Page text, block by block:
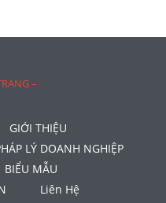
–
GIỚI THIỆU
LÝ DOANH NGHIỆP
BIỂU MẪU
Liên Hệ